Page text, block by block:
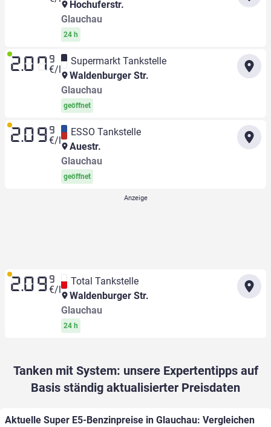
Hochuferstr.
Glauchau
24 h
2.07 9
€/l
Supermarkt Tankstelle
Waldenburger Str.
Glauchau
geöffnet
2.09 9
€/l
ESSO Tankstelle
Auestr.
Glauchau
geöffnet
2.09 9
€/l
Total Tankstelle
Waldenburger Str.
Glauchau
24 h
Tanken mit System: unsere Expertentipps auf
Basis ständig aktualisierter Preisdaten
Aktuelle Super E5-Benzinpreise in Glauchau: Vergleichen